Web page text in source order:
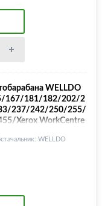
WELLDO
167/181/182/202/2
237/242/250/255/
Xerox WorkCentre
WELLDO